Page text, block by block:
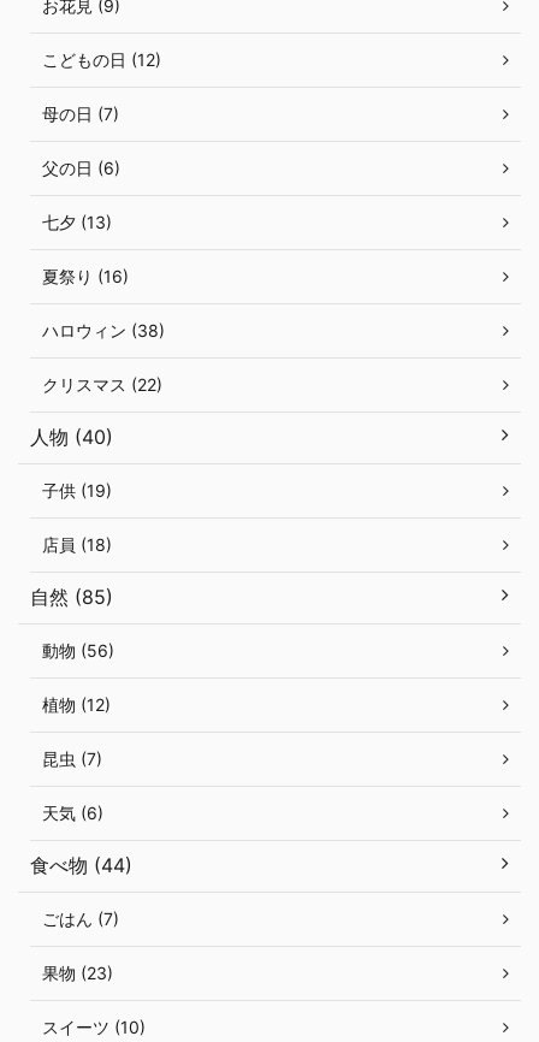
お花見 (9)
こどもの日 (12)
母の日 (7)
父の日 (6)
七夕 (13)
夏祭り (16)
ハロウィン (38)
クリスマス (22)
人物 (40)
子供 (19)
店員 (18)
自然 (85)
動物 (56)
植物 (12)
昆虫 (7)
天気 (6)
食べ物 (44)
ごはん (7)
果物 (23)
スイーツ (10)